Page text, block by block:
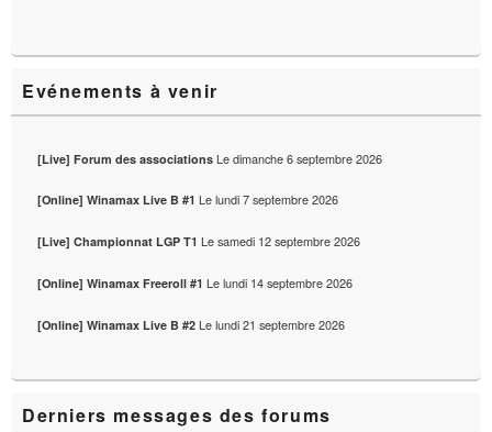
Evénements à venir
[Live] Forum des associations Ledimanche 6 septembre 2026
[Online] Winamax Live B #1 Lelundi 7 septembre 2026
[Live] Championnat LGP T1 Lesamedi 12 septembre 2026
[Online] Winamax Freeroll #1 Lelundi 14 septembre 2026
[Online] Winamax Live B #2 Lelundi 21 septembre 2026
Derniers messages des forums